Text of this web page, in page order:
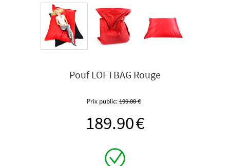
Pouf LOFTBAG Rouge
Prix public:199.00€
189.90€